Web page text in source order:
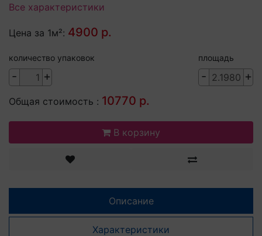
Все характеристики
Цена за 1м²: 4900 р.
количество упаковок
- +
площадь
- +
Общая стоимость : 10770 р.
В корзину
Описание
Характеристики